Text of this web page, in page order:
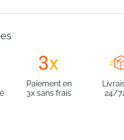
Paiement en
3x sans frais
24/